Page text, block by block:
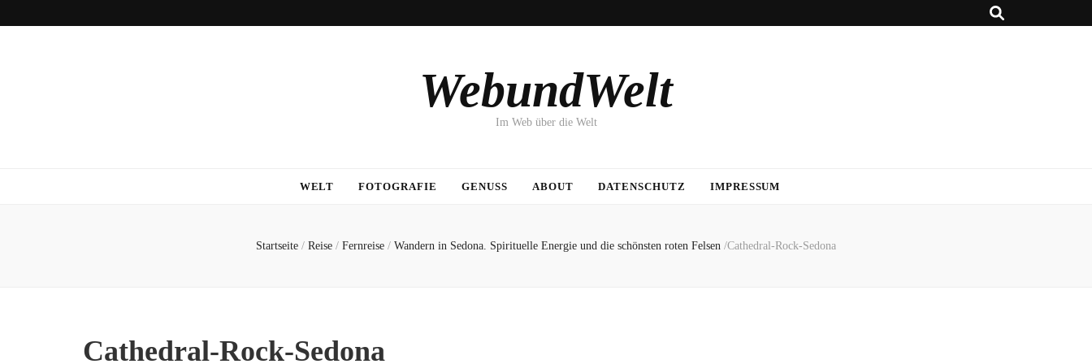
WebundWelt
Im Web über die Welt
WELT FOTOGRAFIE GENUSS ABOUT DATENSCHUTZ IMPRESSUM
Startseite / Reise / Fernreise / Wandern in Sedona. Spirituelle Energie und die schönsten roten Felsen /Cathedral-Rock-Sedona
Cathedral-Rock-Sedona